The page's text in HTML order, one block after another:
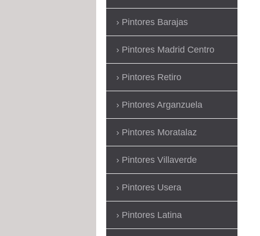
Pintores Barajas
Pintores Madrid Centro
Pintores Retiro
Pintores Arganzuela
Pintores Moratalaz
Pintores Villaverde
Pintores Usera
Pintores Latina